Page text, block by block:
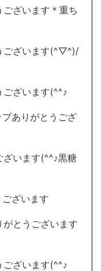
ざいます＊重ち
ございます(^▽^)/
ございます(^^♪
ありがとうござ
ざいます(^^♪黒糖
ざいます
とうございます
ございます(^^♪